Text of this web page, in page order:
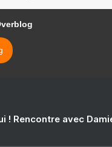
! Rencontre avec